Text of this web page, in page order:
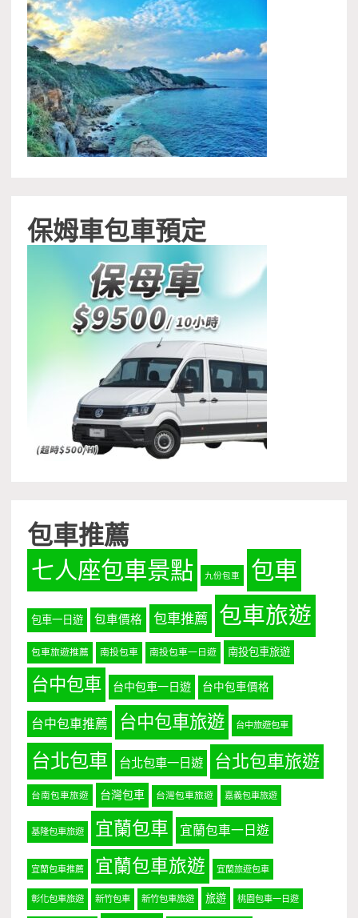
保姆車包車預定
包車推薦
七人座包車景點 九份包車 包車
包車一日遊 包車價格 包車推薦 包車旅遊
包車旅遊推薦 南投包車 南投包車一日遊 南投包車旅遊
台中包車 台中包車一日遊 台中包車價格
台中包車推薦 台中包車旅遊 台中旅遊包車
台北包車 台北包車一日遊 台北包車旅遊
台南包車旅遊 台灣包車 台灣包車旅遊 嘉義包車旅遊
基隆包車旅遊 宜蘭包車 宜蘭包車一日遊
宜蘭包車推薦 宜蘭包車旅遊 宜蘭旅遊包車
彰化包車旅遊 新竹包車 新竹包車旅遊 旅遊 桃園包車一日遊